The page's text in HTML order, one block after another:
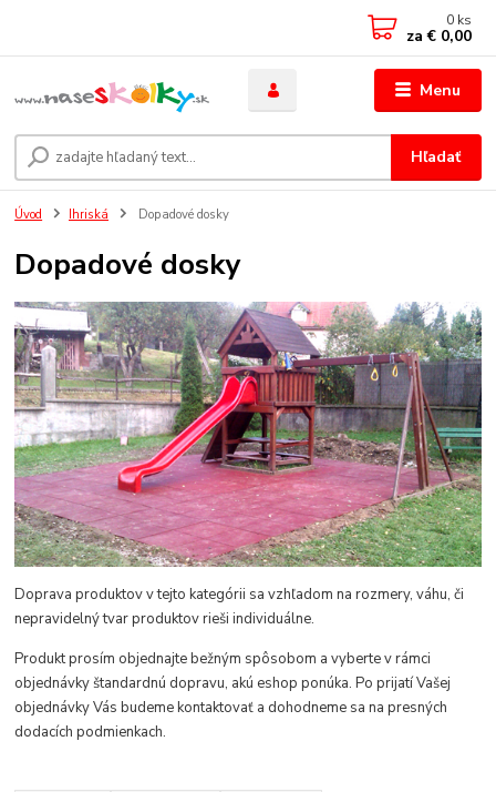
Menu
Hľadať
0 ks
za € 0,00
Úvod Ihriská Dopadové dosky
Dopadové dosky
Doprava produktov v tejto kategórii sa vzhľadom na rozmery, váhu, či
nepravidelný tvar produktov rieši individuálne.
Produkt prosím objednajte bežným spôsobom a vyberte v rámci
objednávky štandardnú dopravu, akú eshop ponúka. Po prijatí Vašej
objednávky Vás budeme kontaktovať a dohodneme sa na presných
dodacích podmienkach.